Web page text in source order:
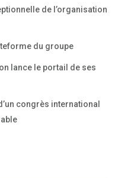
de l’organisation
du groupe
lance le portail de ses
congrès international